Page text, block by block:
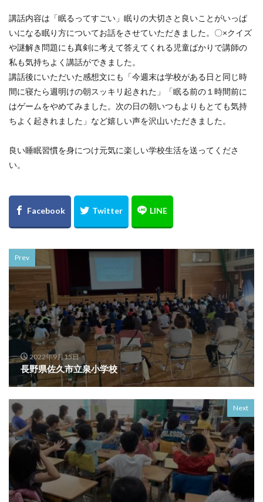
講話内容は「眠るってすごい」眠りの大切さと良いことがいっぱ
いになる眠り方についてお話をさせていただきました。〇×クイズ
や謎解き問題にも真剣に考えて答えてくれる児童ばかりで講師の
私も気持ちよく講話ができました。
講話後にいただいた感想文にも「今週末は学校がある日と同じ時
間に寝たら週明けの朝スッキリ起きれた」「眠る前の１時間前に
はゲームをやめてみました。次の日の朝いつもよりもとても気持
ちよく起きれました」など嬉しい声を沢山いただきました。
良い睡眠習慣を身につけ元気に楽しい学校生活を送ってくださ
い。
Prev
2022年9月15日
長野県佐久市立泉小学校
Next